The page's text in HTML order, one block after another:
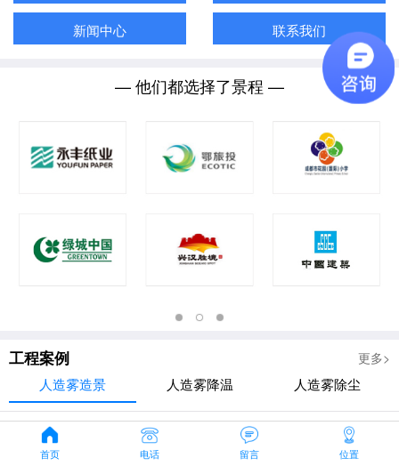
新闻中心 联系我们
— 他们都选择了景程 —
工程案例 更多>
人造雾造景 人造雾降温 人造雾除尘
首页 电话 留言 位置